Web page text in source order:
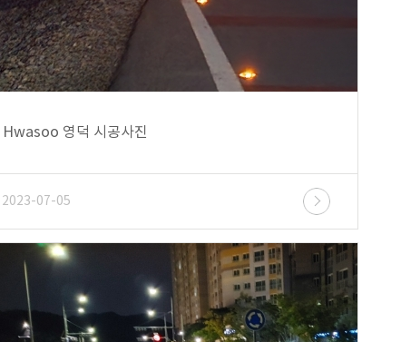
Hwasoo 영덕 시공사진
2023-07-05